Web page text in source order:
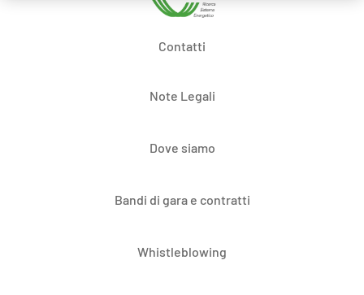
Contatti
Note Legali
Dove siamo
Bandi di gara e contratti
Whistleblowing